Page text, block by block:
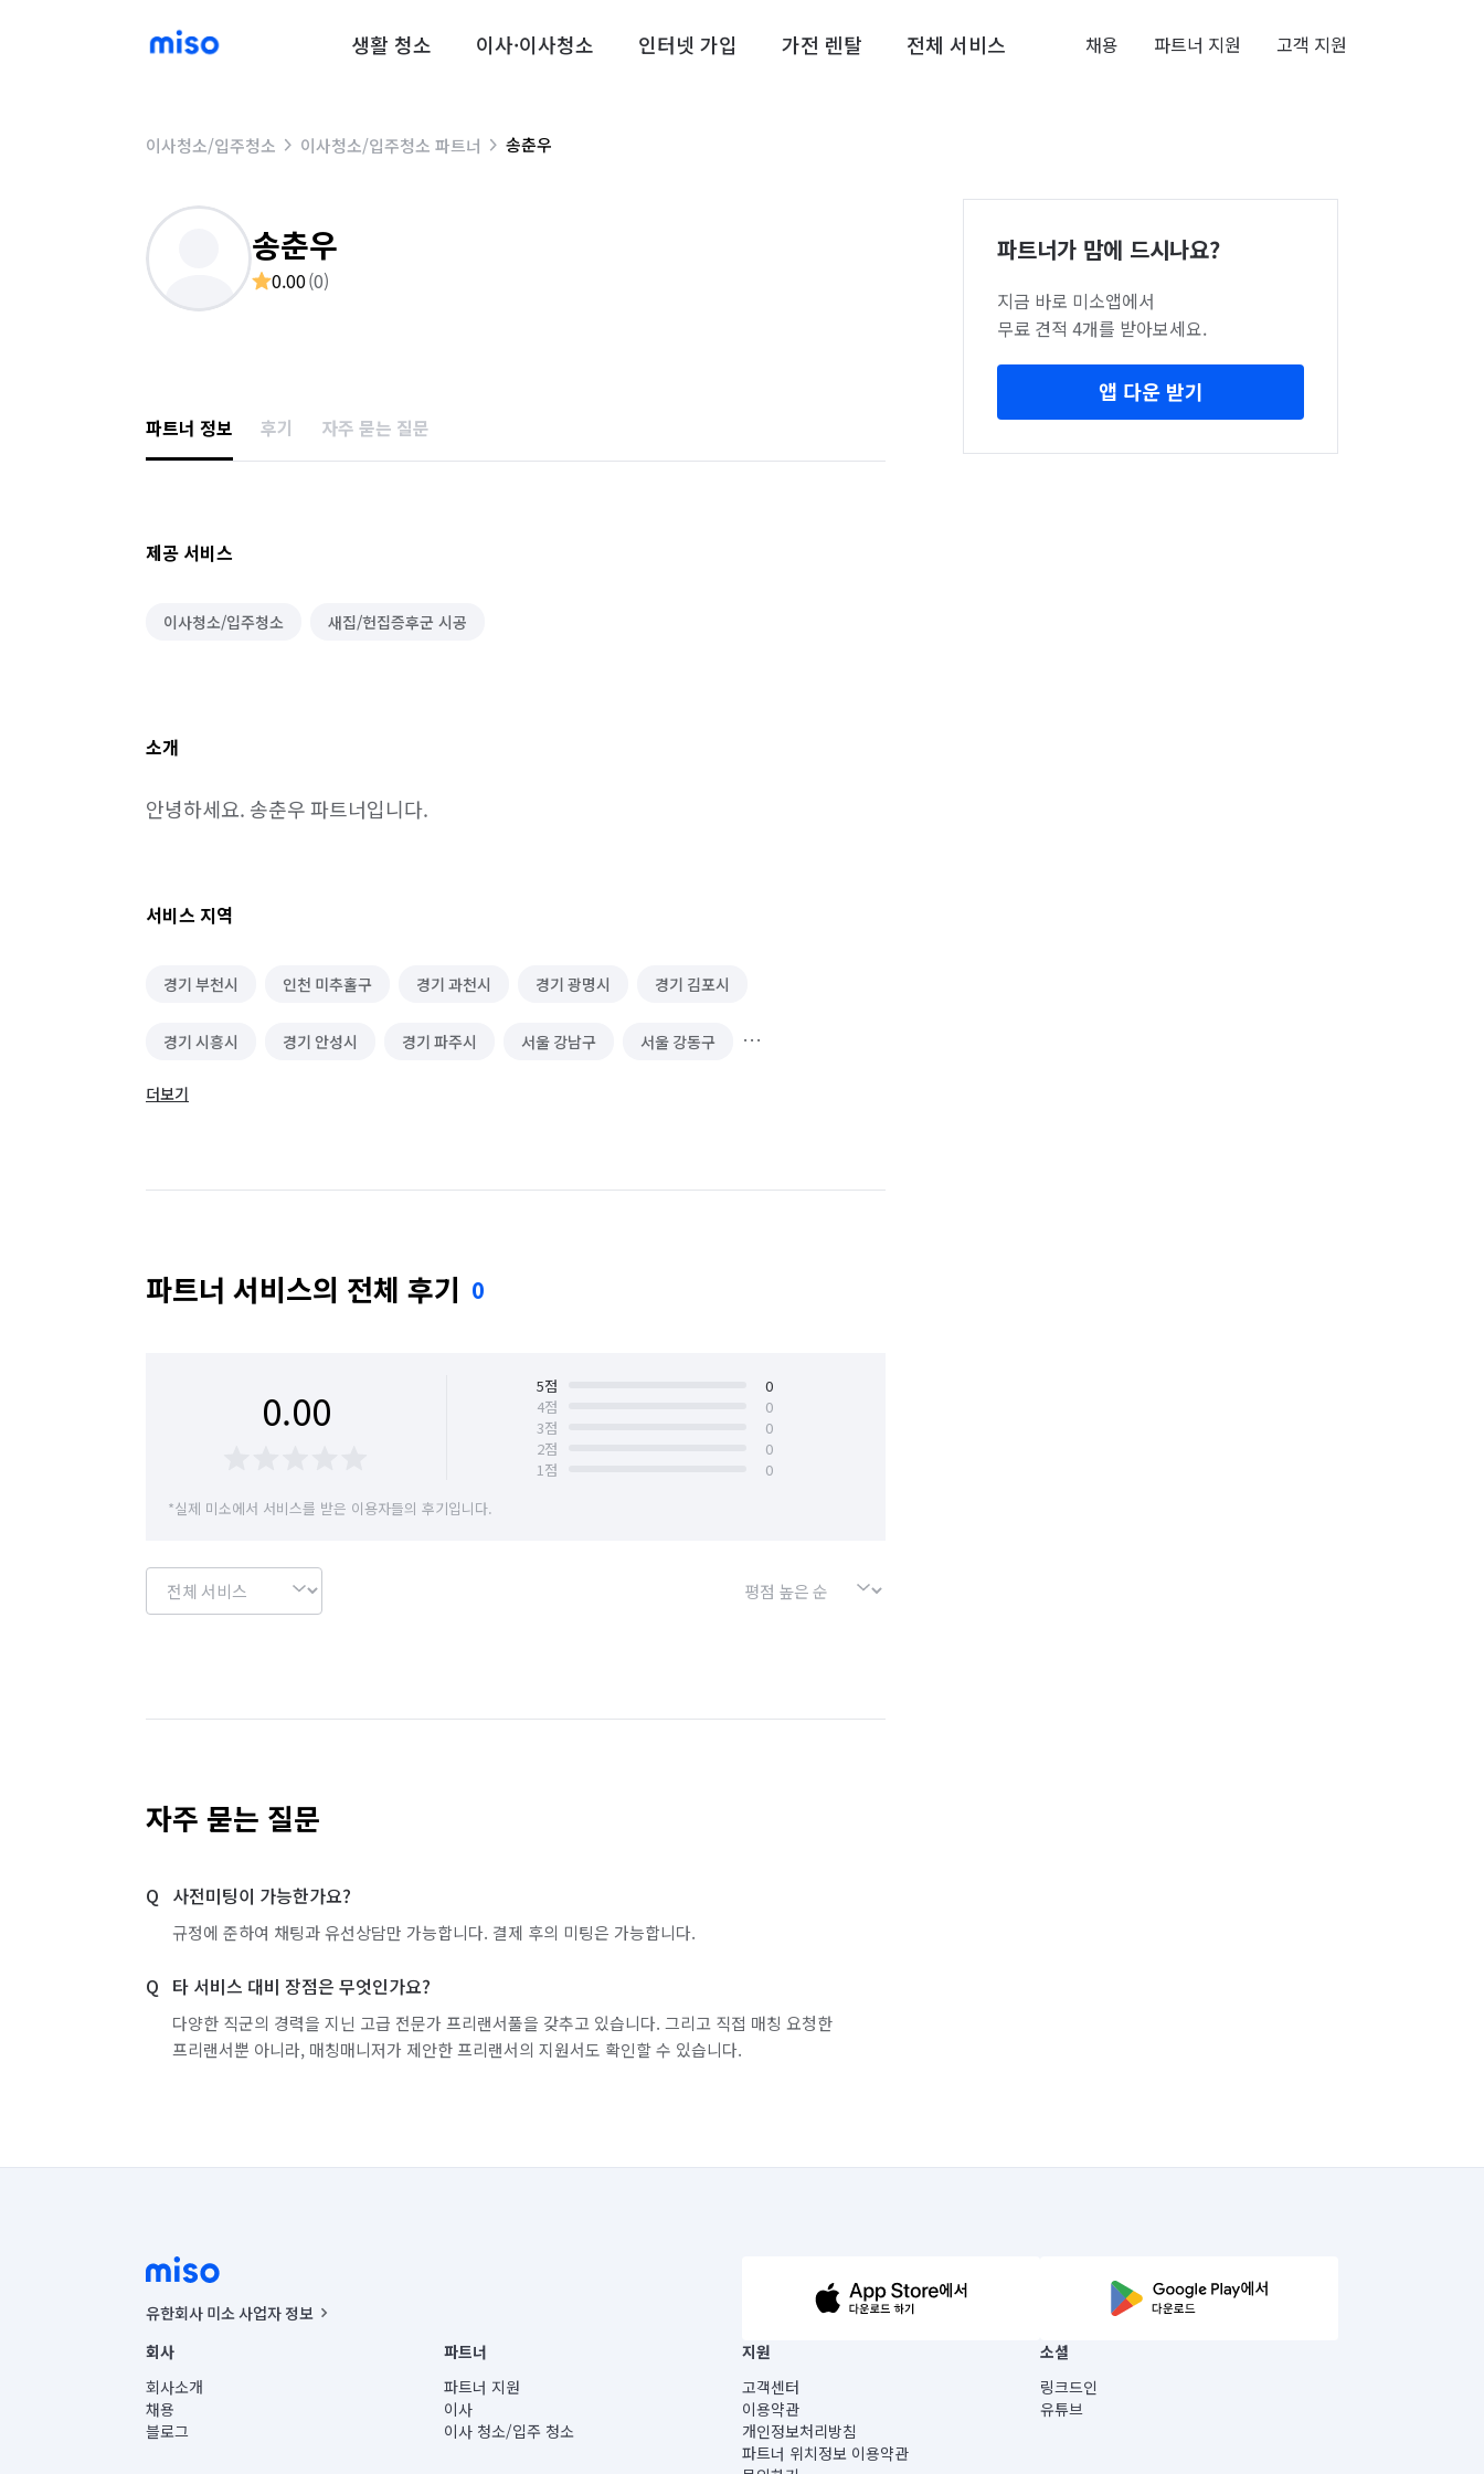
생활 청소 이사·이사청소 인터넷 가입 가전 렌탈 전체 서비스 채용 파트너 지원 고객 지원
이사청소/입주청소 이사청소/입주청소 파트너 송춘우
송춘우
0.00(0)
파트너 정보 후기 자주 묻는 질문
제공 서비스
이사청소/입주청소 새집/헌집증후군 시공
소개
안녕하세요. 송춘우 파트너입니다.
서비스 지역
경기 부천시 인천 미추홀구 경기 과천시 경기 광명시 경기 김포시
경기 시흥시 경기 안성시 경기 파주시 서울 강남구 서울 강동구
서울 강북구
서울 송파구 서울 양천구 서울 영등포구
인천 서구 인천 옹진군
더보기
파트너 서비스의 전체 후기 0
0.00 5점
0
4점
0
3점
0
2점
0
1점
0
*실제 미소에서 서비스를 받은 이용자들의 후기입니다.
자주 묻는 질문
사전미팅이 가능한가요?
규정에 준하여 채팅과 유선상담만 가능합니다. 결제 후의 미팅은 가능합니다.
타 서비스 대비 장점은 무엇인가요?
다양한 직군의 경력을 지닌 고급 전문가 프리랜서풀을 갖추고 있습니다. 그리고 직접 매칭 요청한
프리랜서뿐 아니라, 매칭매니저가 제안한 프리랜서의 지원서도 확인할 수 있습니다.
파트너가 맘에 드시나요?
지금 바로 미소앱에서
무료 견적 4개를 받아보세요.
앱 다운 받기
유한회사 미소 사업자 정보
사업자등록번호 : 291-87-00271 | 인허가번호 : 2016-3220163-14-5-00019 |
통신판매신고번호 : 2024-서울종로-1400(공정거래위원회 정보) |
대표이사 : CHING VICTOR COLUMBIA RHEE
주소 | 본사: 서울특별시 종로구 율곡로 6(중학동, 트윈트리빌딩) B동 5층
컨택센터 : 서울특별시 종로구 수송동 율곡로 24, 7층, 8층 미소
회사
회사소개
채용
블로그
파트너
파트너 지원
이사
이사 청소/입주 청소
지원
고객센터
이용약관
개인정보처리방침
파트너 위치정보 이용약관
소셜
링크드인
유튜브